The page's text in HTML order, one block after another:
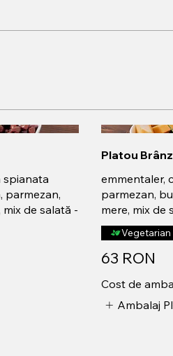
spianata
parmezan,
de salată -
Platou
emmentaler,
parmezan,
mere, mix de
63 RON
Vegetarian
Cost de
Ambalaj